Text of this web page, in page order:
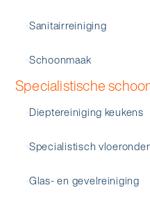
Sanitairreiniging
Schoonmaak
Specialistische
Dieptereiniging keukens
Specialistisch
Glas- en gevelreiniging